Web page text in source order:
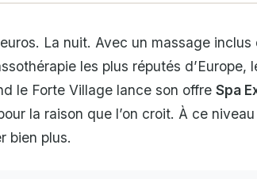
La nuit. Avec un massage inclus
les plus réputés d’Europe,
le Forte Village lance son offre Spa
la raison que l’on croit. À ce
bien plus.